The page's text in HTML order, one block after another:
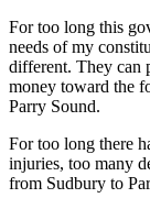
For too long this
needs of my
different. They can
money toward the
Parry Sound.
For too long there
injuries, too many
from Sudbury to